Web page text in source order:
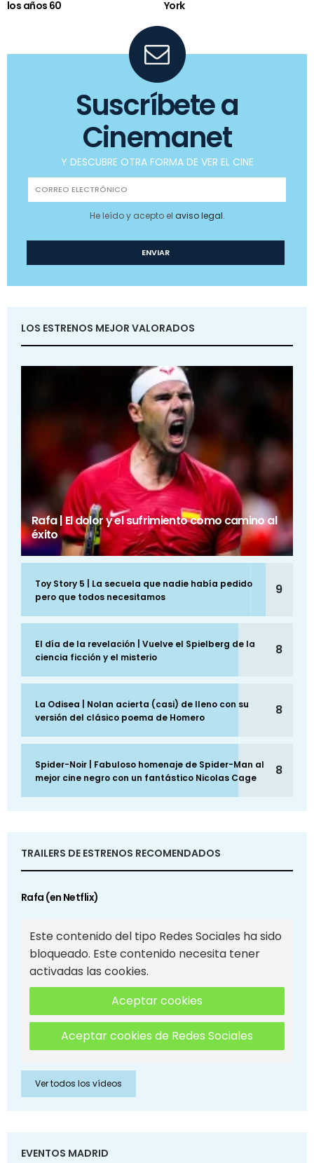
los años 60 York
Suscríbete a
Cinemanet
Y DESCUBRE OTRA FORMA DE VER EL CINE
He leído y acepto el aviso legal.
LOS ESTRENOS MEJOR VALORADOS
Rafa | El dolor y el sufrimiento como camino al
éxito
Toy Story 5 | La secuela que nadie había pedido
pero que todos necesitamos
9
El día de la revelación | Vuelve el Spielberg de la
ciencia ficción y el misterio
8
La Odisea | Nolan acierta (casi) de lleno con su
versión del clásico poema de Homero
8
Spider-Noir | Fabuloso homenaje de Spider-Man al
mejor cine negro con un fantástico Nicolas Cage
8
TRAILERS DE ESTRENOS RECOMENDADOS
Rafa (en Netflix)
Este contenido del tipo Redes Sociales ha sido
bloqueado. Este contenido necesita tener
activadas las cookies.
Aceptar cookies
Aceptar cookies de Redes Sociales
Ver todos los vídeos
EVENTOS MADRID